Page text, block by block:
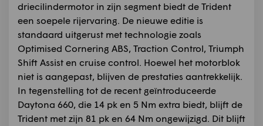
driecilindermotor in zijn segment biedt de Trident
een soepele rijervaring. De nieuwe editie is
standaard uitgerust met technologie zoals
Optimised Cornering ABS, Traction Control, Triumph
Shift Assist en cruise control. Hoewel het motorblok
niet is aangepast, blijven de prestaties aantrekkelijk.
In tegenstelling tot de recent geïntroduceerde
Daytona 660, die 14 pk en 5 Nm extra biedt, blijft de
Trident met zijn 81 pk en 64 Nm ongewijzigd. Dit blijft